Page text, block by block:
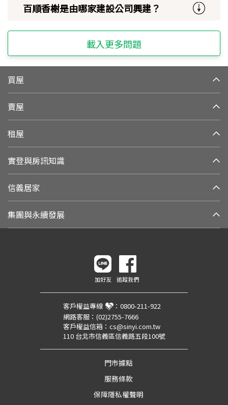
百順香榭是由哪家建設公司興建？
載入更多問題
買屋
賣屋
租屋
實登與房訊知識
信義居家
集團與永續發展
加好友 追蹤我們
客戶權益專線 ： 0800-211-922
網路客服： (02)2755-7666
客戶權益信箱： cs@sinyi.com.tw
110 台北市信義區信義路五段100號
門市據點
服務條款
保障隱私權聲明